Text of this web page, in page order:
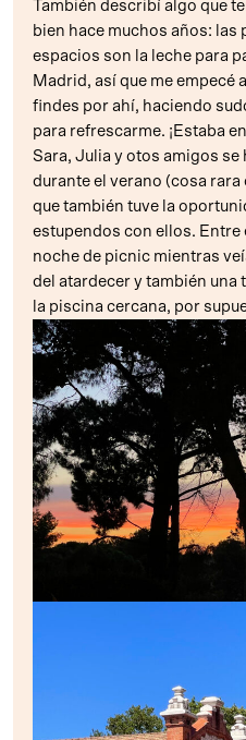
También describí algo que
bien hace muchos años:
espacios son la leche para
Madrid, así que me empecé
findes por ahí, haciendo
para refrescarme. ¡Estaba
Sara, Julia y otos amigos se
durante el verano (cosa rara
que también tuve la
estupendos con ellos. Entre
noche de picnic mientras
del atardecer y también una
la piscina cercana, por